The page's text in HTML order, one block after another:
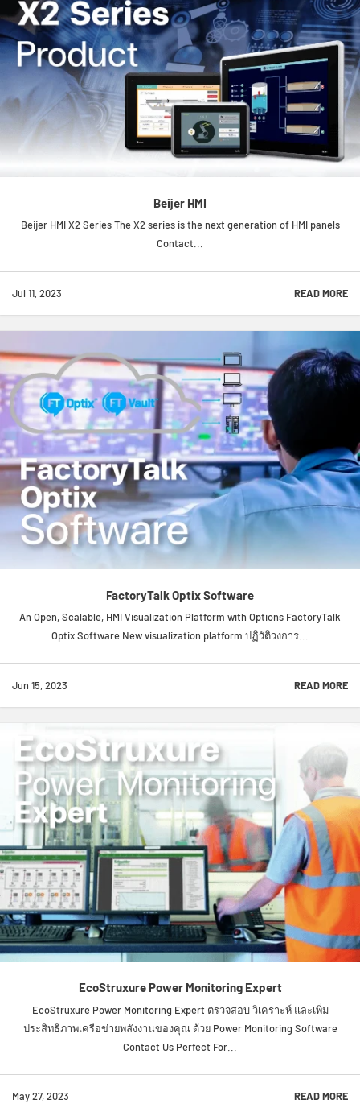
Beijer HMI
Beijer HMI X2 Series The X2 series is the next generation of HMI panels
Contact...
Jul 11, 2023 READ MORE
FactoryTalk Optix Software
An Open, Scalable, HMI Visualization Platform with Options FactoryTalk
Optix Software New visualization platform ปฏิวัติวงการ...
Jun 15, 2023 READ MORE
EcoStruxure Power Monitoring Expert
EcoStruxure Power Monitoring Expert ตรวจสอบ วิเคราะห์ และเพิ่ม
ประสิทธิภาพเครือข่ายพลังงานของคุณ ด้วย Power Monitoring Software
Contact Us Perfect For...
May 27, 2023 READ MORE